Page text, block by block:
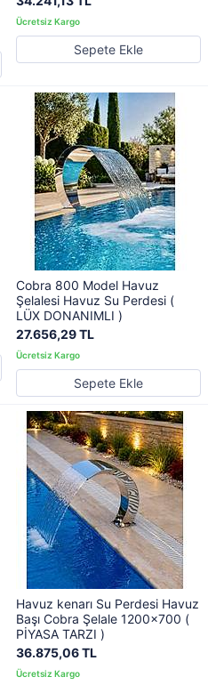
Sepete Ekle
Cobra 800 Model Havuz
Şelalesi Havuz Su Perdesi (
LÜX DONANIMLI )
27.656,29 TL
Sepete Ekle
Havuz kenarı Su Perdesi Havuz
Başı Cobra Şelale 1200x700 (
PİYASA TARZI )
36.875,06 TL